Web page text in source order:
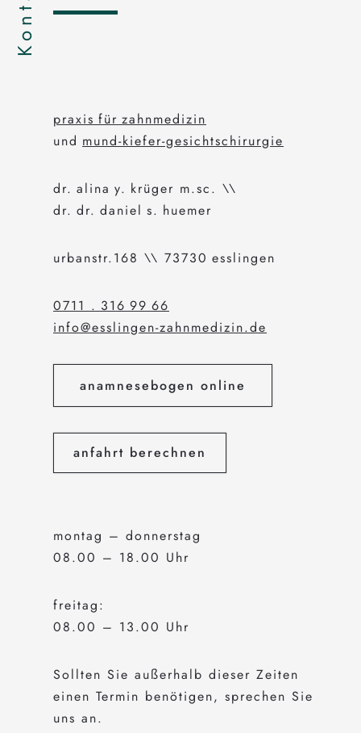
praxis für zahnmedizin
und mund-kiefer-gesichtschirurgie
dr. alina y. krüger m.sc. \\
dr. dr. daniel s. huemer
urbanstr.168 \\ 73730 esslingen
0711 . 316 99 66
info@esslingen-zahnmedizin.de
anamnesebogen online
anfahrt berechnen
montag – donnerstag
08.00 – 18.00 Uhr
freitag:
08.00 – 13.00 Uhr
Sollten Sie außerhalb dieser Zeiten
einen Termin benötigen, sprechen Sie
uns an.